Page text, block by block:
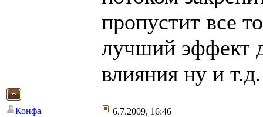
пропустит все
лучший эффект
влияния ну и т.д.
Конфа 6.7.2009, 16:46